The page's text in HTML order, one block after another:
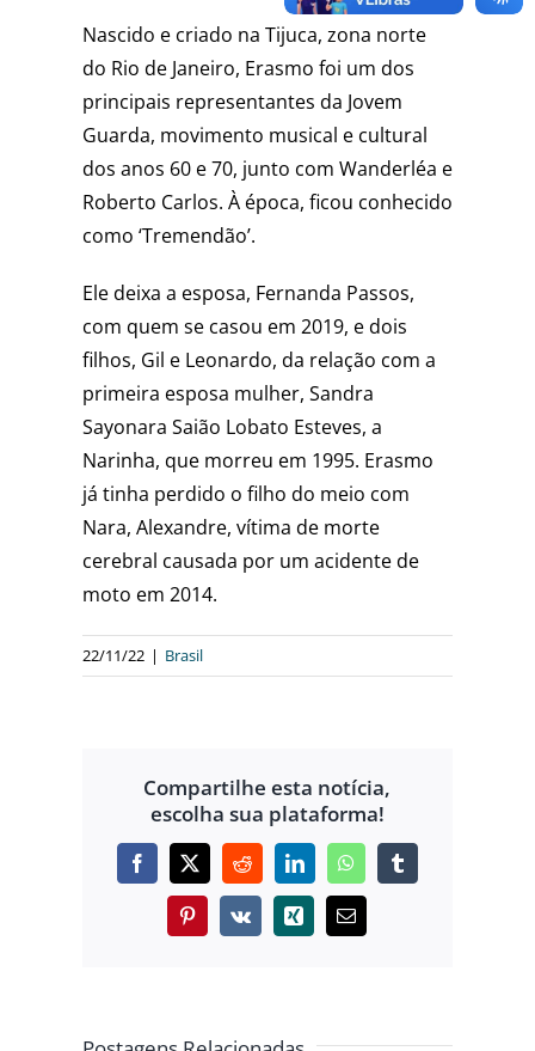
Nascido e criado na Tijuca, zona norte
do Rio de Janeiro, Erasmo foi um dos
principais representantes da Jovem
Guarda, movimento musical e cultural
dos anos 60 e 70, junto com Wanderléa e
Roberto Carlos. À época, ficou conhecido
como ‘Tremendão’.
Ele deixa a esposa, Fernanda Passos,
com quem se casou em 2019, e dois
filhos, Gil e Leonardo, da relação com a
primeira esposa mulher, Sandra
Sayonara Saião Lobato Esteves, a
Narinha, que morreu em 1995. Erasmo
já tinha perdido o filho do meio com
Nara, Alexandre, vítima de morte
cerebral causada por um acidente de
moto em 2014.
22/11/22 | Brasil
Compartilhe esta notícia,
escolha sua plataforma!
Facebook
X RedditLinkedInWhatsAppTumblr
Pinterest
Vk Xing
E-
mail